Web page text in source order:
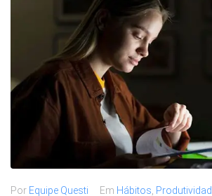
Por Equipe Questi Em Hábitos